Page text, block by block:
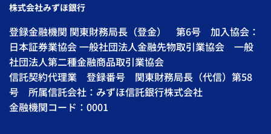
株式会社みずほ銀行
登録金融機関 関東財務局長（登金） 第6号 加入協会：
日本証券業協会 一般社団法人金融先物取引業協会 一般
社団法人第二種金融商品取引業協会
信託契約代理業 登録番号 関東財務局長（代信）第58
号 所属信託会社：みずほ信託銀行株式会社
金融機関コード：0001